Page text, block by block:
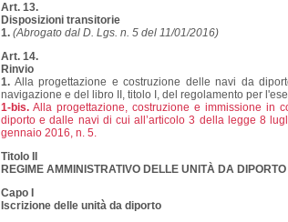
Art. 13.
Disposizioni transitorie
1. (Abrogato dal D. Lgs. n. 5 del 11/01/2016)
Art. 14.
Rinvio
1. Alla progettazione e costruzione delle navi da
navigazione e del libro II, titolo I, del regolamento per
1-bis. Alla progettazione, costruzione e immissione in
diporto e dalle navi di cui all’articolo 3 della legge 8
gennaio 2016, n. 5.
Titolo II
REGIME AMMINISTRATIVO DELLE UNITÀ DA DIPORTO
Capo I
Iscrizione delle unità da diporto